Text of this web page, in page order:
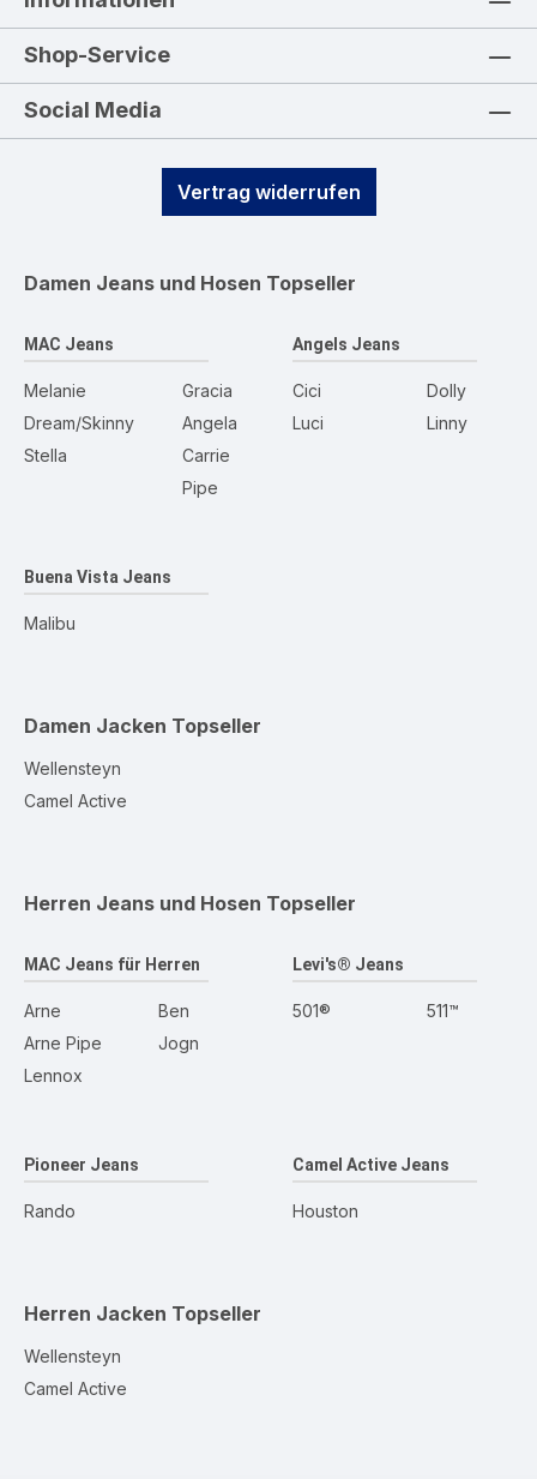
Shop-Service
Social Media
Vertrag widerrufen
Damen Jeans und Hosen Topseller
MAC Jeans
Melanie
Dream/Skinny
Stella
Gracia
Angela
Carrie
Pipe
Angels Jeans
Cici
Luci
Dolly
Linny
Buena Vista Jeans
Malibu
Damen Jacken Topseller
Wellensteyn
Camel Active
Herren Jeans und Hosen Topseller
MAC Jeans für Herren
Arne
Arne Pipe
Lennox
Ben
Jogn
Levi's® Jeans
501® 511™
Pioneer Jeans
Rando
Camel Active Jeans
Houston
Herren Jacken Topseller
Wellensteyn
Camel Active